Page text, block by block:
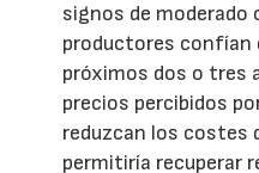
signos de moderado
productores confían
próximos dos o tres
precios percibidos
reduzcan los costes
permitiría recuperar